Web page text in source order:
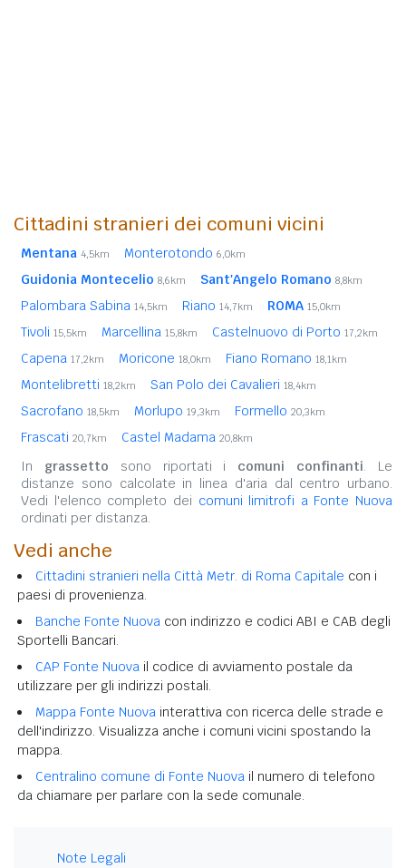
Cittadini stranieri dei comuni vicini
Mentana 4,5km Monterotondo 6,0km
Guidonia Montecelio 8,6km Sant'Angelo Romano 8,8km
Palombara Sabina 14,5km Riano 14,7km ROMA 15,0km
Tivoli 15,5km Marcellina 15,8km Castelnuovo di Porto 17,2km
Capena 17,2km Moricone 18,0km Fiano Romano 18,1km
Montelibretti 18,2km San Polo dei Cavalieri 18,4km
Sacrofano 18,5km Morlupo 19,3km Formello 20,3km
Frascati 20,7km Castel Madama 20,8km
In grassetto sono riportati i comuni confinanti. Le
distanze sono calcolate in linea d'aria dal centro urbano.
Vedi l'elenco completo dei comuni limitrofi a Fonte Nuova
ordinati per distanza.
Vedi anche
Cittadini stranieri nella Città Metr. di Roma Capitale con i
paesi di provenienza.
Banche Fonte Nuova con indirizzo e codici ABI e CAB degli
Sportelli Bancari.
CAP Fonte Nuova il codice di avviamento postale da
utilizzare per gli indirizzi postali.
Mappa Fonte Nuova interattiva con ricerca delle strade e
dell'indirizzo. Visualizza anche i comuni vicini spostando la
mappa.
Centralino comune di Fonte Nuova il numero di telefono
da chiamare per parlare con la sede comunale.
Note Legali